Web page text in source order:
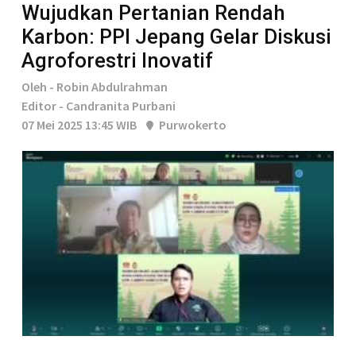
Wujudkan Pertanian Rendah
Karbon: PPI Jepang Gelar Diskusi
Agroforestri Inovatif
Oleh - Robin Abdulrahman
Editor - Candranita Purbani
07 Mei 2025 13:45 WIB
Purwokerto